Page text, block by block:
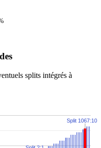
splits intégrés à
Split